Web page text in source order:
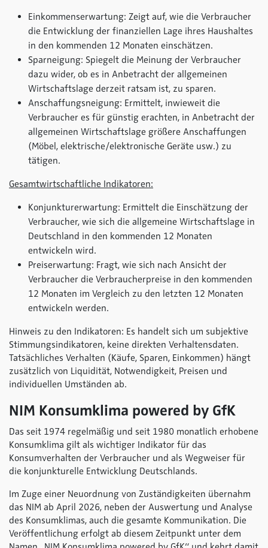
Einkommenserwartung: Zeigt auf, wie die Verbraucher
die Entwicklung der finanziellen Lage ihres Haushaltes
in den kommenden 12 Monaten einschätzen.
Sparneigung: Spiegelt die Meinung der Verbraucher
dazu wider, ob es in Anbetracht der allgemeinen
Wirtschaftslage derzeit ratsam ist, zu sparen.
Anschaffungsneigung: Ermittelt, inwieweit die
Verbraucher es für günstig erachten, in Anbetracht der
allgemeinen Wirtschaftslage größere Anschaffungen
(Möbel, elektrische/elektronische Geräte usw.) zu
tätigen.
Gesamtwirtschaftliche Indikatoren:
Konjunkturerwartung: Ermittelt die Einschätzung der
Verbraucher, wie sich die allgemeine Wirtschaftslage in
Deutschland in den kommenden 12 Monaten
entwickeln wird.
Preiserwartung: Fragt, wie sich nach Ansicht der
Verbraucher die Verbraucherpreise in den kommenden
12 Monaten im Vergleich zu den letzten 12 Monaten
entwickeln werden.
Hinweis zu den Indikatoren: Es handelt sich um subjektive
Stimmungsindikatoren, keine direkten Verhaltensdaten.
Tatsächliches Verhalten (Käufe, Sparen, Einkommen) hängt
zusätzlich von Liquidität, Notwendigkeit, Preisen und
individuellen Umständen ab.
NIM Konsumklima powered by GfK
Das seit 1974 regelmäßig und seit 1980 monatlich erhobene
Konsumklima gilt als wichtiger Indikator für das
Konsumverhalten der Verbraucher und als Wegweiser für
die konjunkturelle Entwicklung Deutschlands.
Im Zuge einer Neuordnung von Zuständigkeiten übernahm
das NIM ab April 2026, neben der Auswertung und Analyse
des Konsumklimas, auch die gesamte Kommunikation. Die
Veröffentlichung erfolgt ab diesem Zeitpunkt unter dem